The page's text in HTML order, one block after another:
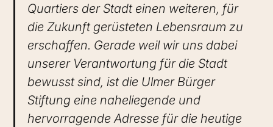
Quartiers der Stadt einen weiteren, für
die Zukunft gerüsteten Lebensraum zu
erschaffen. Gerade weil wir uns dabei
unserer Verantwortung für die Stadt
bewusst sind, ist die Ulmer Bürger
Stiftung eine naheliegende und
hervorragende Adresse für die heutige